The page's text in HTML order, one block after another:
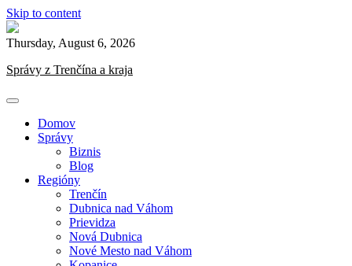
Skip to content
Thursday, August 6, 2026
Správy z Trenčína a kraja
Domov
Správy
Biznis
Blog
Regióny
Trenčín
Dubnica nad Váhom
Prievidza
Nová Dubnica
Nové Mesto nad Váhom